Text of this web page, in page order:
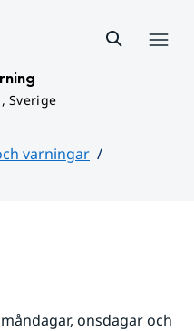
Sverige
varningar
onsdagar och